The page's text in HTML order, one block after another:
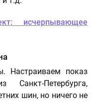
исчерпывающее
Настраиваем показ
Санкт-Петербурга,
шин, но ничего не